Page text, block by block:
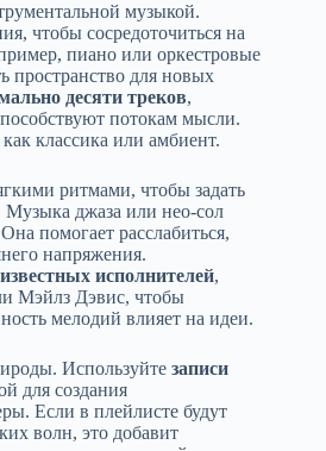
музыкой.
чтобы сосредоточиться на
пиано или оркестровые
пространство для новых
десяти треков,
потокам мысли.
классика или амбиент.
ритмами, чтобы задать
Музыка джаза или нео-сол
помогает расслабиться,
напряжения.
исполнителей,
Мэйлз Дэвис, чтобы
мелодий влияет на идеи.
Используйте записи
для создания
Если в плейлисте будут
волн, это добавит